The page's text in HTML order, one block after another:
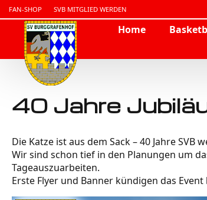
FAN-SHOP SVB MITGLIED WERDEN
Home
40 Jahre
Die Katze ist aus dem Sack – 40 Jahre SVB
Wir sind schon tief in den Planungen um
Tageauszuarbeiten.
Erste Flyer und Banner kündigen das Event